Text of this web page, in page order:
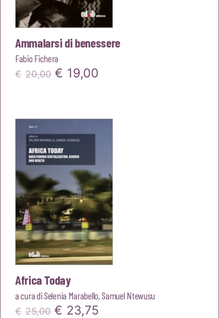
Ammalarsi di benessere
Fabio Fichera
€ 20,00 Il
era:
€20,00.
€ 19,00
Africa Today
a cura diSelenia Marabello,Samuel Ntewusu
€ 25,00 Il
€ 23,75